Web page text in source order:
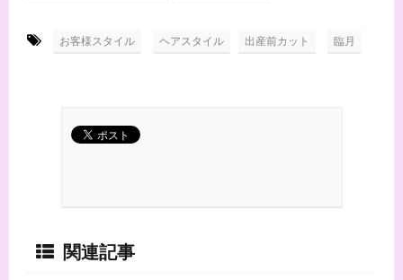
お客様スタイル ヘアスタイル 出産前カット 臨月
関連記事